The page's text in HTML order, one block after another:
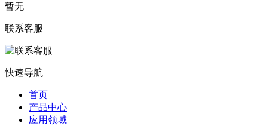
暂无
联系客服
快速导航
首页
产品中心
应用领域